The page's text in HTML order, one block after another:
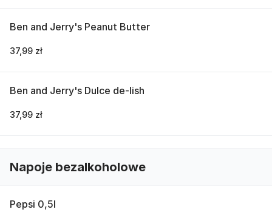
Ben and Jerry's Peanut Butter
37,99 zł
Ben and Jerry's Dulce de-lish
37,99 zł
Napoje bezalkoholowe
Pepsi 0,5l